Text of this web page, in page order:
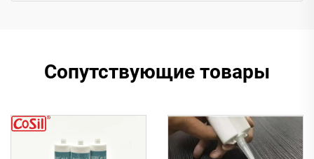
Сопутствующие товары